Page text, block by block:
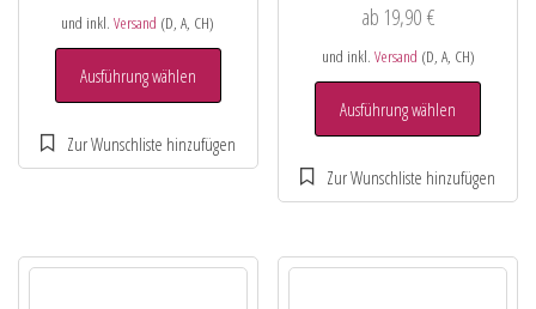
und inkl.Versand (D, A, CH)
Ausführung wählen
ab 19,90 €
und inkl. Versand (D, A, CH)
Ausführung wählen